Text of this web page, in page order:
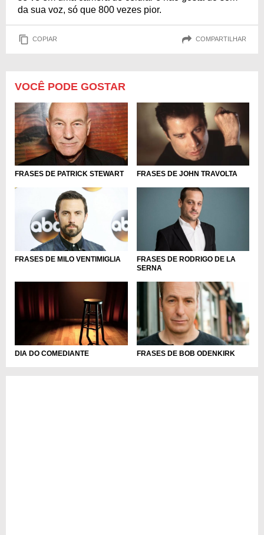
da sua voz, só que 800 vezes pior.
COPIAR COMPARTILHAR
VOCÊ PODE GOSTAR
FRASES DE PATRICK STEWART FRASES DE JOHN TRAVOLTA
FRASES DE MILO VENTIMIGLIA
FRASES DE RODRIGO DE LA
SERNA
DIA DO COMEDIANTE FRASES DE BOB ODENKIRK